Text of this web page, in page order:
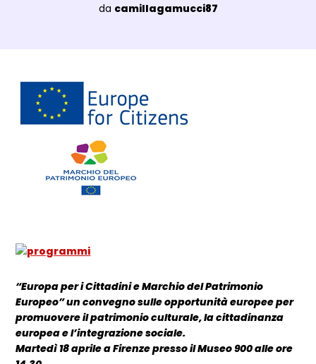
Luogo:
da camillagamucci87
Dettagli Post Magazine
“Europa per i Cittadini e Marchio del Patrimonio
Europeo” un convegno sulle opportunità europee per
promuovere il patrimonio culturale, la cittadinanza
europea e l’integrazione sociale.
Martedì 18 aprile a Firenze presso il Museo 900 alle ore